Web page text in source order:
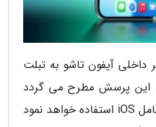
داخلی آیفون تاشو به تبلت
این پرسش مطرح می گردد
که آیا این دستگاه از سیستم عامل iOS استفاده خواهد نمود